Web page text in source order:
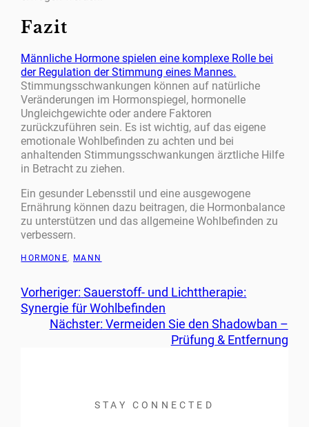
Fazit
Männliche Hormone spielen eine komplexe Rolle bei
der Regulation der Stimmung eines Mannes.
Stimmungsschwankungen können auf natürliche
Veränderungen im Hormonspiegel, hormonelle
Ungleichgewichte oder andere Faktoren
zurückzuführen sein. Es ist wichtig, auf das eigene
emotionale Wohlbefinden zu achten und bei
anhaltenden Stimmungsschwankungen ärztliche Hilfe
in Betracht zu ziehen.
Ein gesunder Lebensstil und eine ausgewogene
Ernährung können dazu beitragen, die Hormonbalance
zu unterstützen und das allgemeine Wohlbefinden zu
verbessern.
HORMONE, MANN
Vorheriger: Sauerstoff- und Lichttherapie:
Synergie für Wohlbefinden
Nächster: Vermeiden Sie den Shadowban –
Prüfung & Entfernung
STAY CONNECTED